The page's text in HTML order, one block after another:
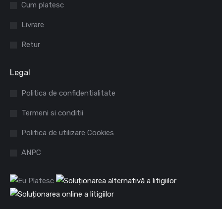
windowwindow
Cum platesc
Livrare
Retur
Legal
Politica de confidentialitate
Termeni si conditii
Politica de utilizare Cookies
ANPC